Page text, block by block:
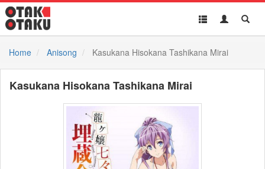
Toggle
Toggle
Home
Anisong Kasukana Hisokana Tashikana Mirai
Kasukana Hisokana Tashikana Mirai